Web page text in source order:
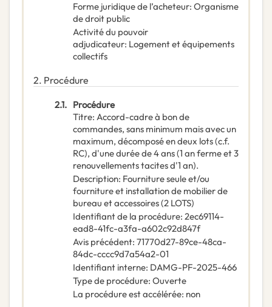
Forme juridique de l’acheteur: Organisme
de droit public
Activité du pouvoir
adjudicateur: Logement et équipements
collectifs
2. Procédure
2.1. Procédure
Titre: Accord-cadre à bon de
commandes, sans minimum mais avec un
maximum, décomposé en deux lots (c.f.
RC), d'une durée de 4 ans (1 an ferme et 3
renouvellements tacites d'1 an).
Description: Fourniture seule et/ou
fourniture et installation de mobilier de
bureau et accessoires (2 LOTS)
Identifiant de la procédure: 2ec69114-
ead8-41fc-a3fa-a602c92d847f
Avis précédent: 71770d27-89ce-48ca-
84dc-cccc9d7a54a2-01
Identifiant interne: DAMG-PF-2025-466
Type de procédure: Ouverte
La procédure est accélérée: non